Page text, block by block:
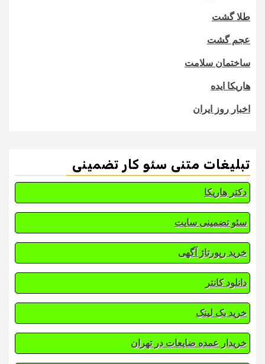
طلا گشت
عجم گشت
ساختمان سلامت
هاریکا ایده
اخبار روز ایران
تبلیغات متنی سئو کار تضمینی
دکتر هاریکا
سئو تضمینی سایت
خرید رپورتاژ آگهی
دانلود کانتر
خرید بک لینک
خریدار عمده ضایعات در تهران